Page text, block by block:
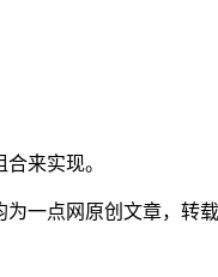
来实现。
为一点网 原创文章，转